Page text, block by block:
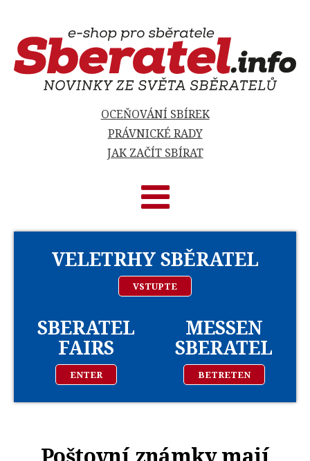
OCEŇOVÁNÍ SBÍREK
PRÁVNICKÉ RADY
JAK ZAČÍT SBÍRAT
VELETRHY SBĚRATEL
VSTUPTE
SBERATEL
FAIRS
ENTER
MESSEN
SBERATEL
BETRETEN